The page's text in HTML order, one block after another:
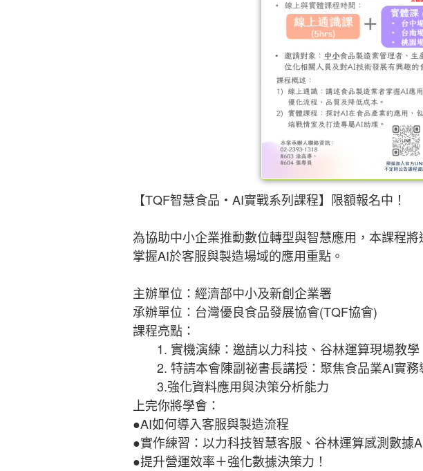
【TQF智慧食品・AI實戰系列課程】限額報名中！
為協助中小企業推動數位轉型與智慧應用，本課程
掌握AI於客服與製造場域的應用重點。
主辦單位：經濟部中小及新創企業署
承辦單位：台灣優良食品發展協會(TQF協會)
課程亮點：
1. 實機演練：邀請以力科技、谷林運算現場教學
2. 特請本會陳副祕書長講授：聚焦食品業AI實務
3.強化資料應用與決策分析能力
上完你將學會：
●AI如何導入客服與製造流程
●實作練習：以力科技智慧客服、谷林運算感測數據
●提升營運效率＋強化數據決策力！